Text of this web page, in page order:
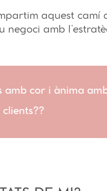
aquest
negoci amb
amb cor i ànima